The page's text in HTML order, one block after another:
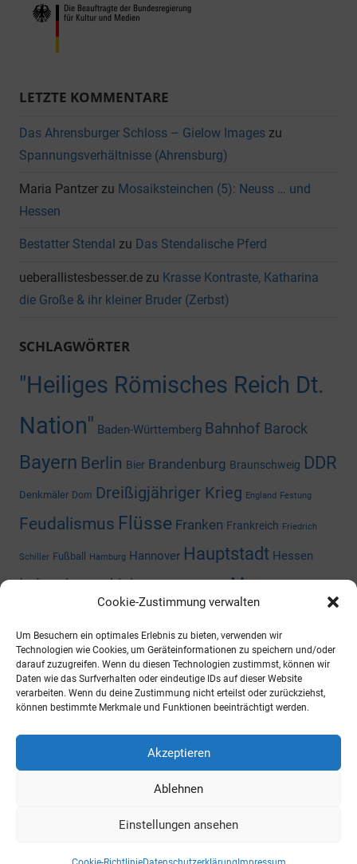
Cookie-Zustimmung verwalten
Um Besuchern ein optimales Erlebnis zu bieten, verwenden wir
Technologien wie Cookies, um Geräteinformationen zu speichern und/oder
darauf zuzugreifen. Wenn du diesen Technologien zustimmst, können wir
Daten wie das Surfverhalten oder eindeutige IDs auf dieser Website
verarbeiten. Wenn du deine Zustimmung nicht erteilst oder zurückziehst,
können bestimmte Merkmale und Funktionen beeinträchtigt werden.
Akzeptieren
Ablehnen
Einstellungen ansehen
LETZTE KOMMENTARE
Das Ahrensburger Schloss – Gielow Images zu
Spannungsverhältnisse (Ahrensburg)
Maria Pantzer zu Mosaiksteinchen (5): Neuss … und
Hessen
Bestatter Stendal zu Das Stendalische Pferd
ueberallistesbesser.de zu Krasse Kontraste, Katharina
die Große & ihr kleiner Bruder (Zerbst)
SCHLAGWÖRTER
"Heiliges Römisches Reich Dt.
Nation" Baden-Württemberg Bahnhof Barock
Bayern Berlin Bier Brandenburg Braunschweig DDR
Denkmäler Dom Dreißigjähriger Krieg England Festung
Feudalismus Flüsse Franken Frankreich Friedrich
Schiller Fußball Hamburg Hannover Hauptstadt Hessen
Industriegeschichte Museum
Nazizeit Niedersachsen
Westfalen Preußen Rhein Rheinland-Pfalz Russland
Sachsen-Anhalt Schloss Shoppingcenter Thüringen
Universität Wald Zweiter Weltkrieg Österreich
https://archiv.ueberallistesbesser.de